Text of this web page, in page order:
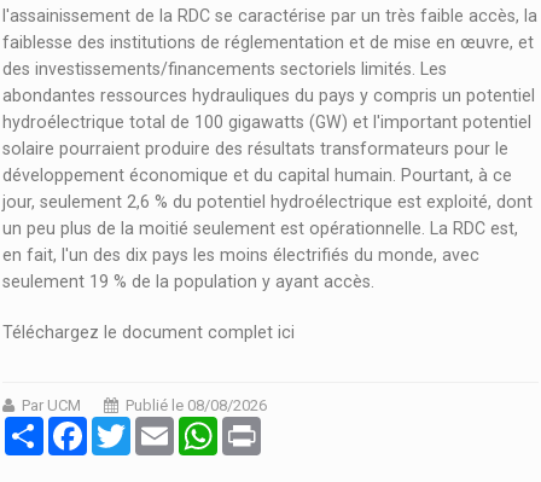
l'assainissement de la RDC se caractérise par un très faible accès, la
faiblesse des institutions de réglementation et de mise en œuvre, et
des investissements/financements sectoriels limités. Les
abondantes ressources hydrauliques du pays y compris un potentiel
hydroélectrique total de 100 gigawatts (GW) et l'important potentiel
solaire pourraient produire des résultats transformateurs pour le
développement économique et du capital humain. Pourtant, à ce
jour, seulement 2,6 % du potentiel hydroélectrique est exploité, dont
un peu plus de la moitié seulement est opérationnelle. La RDC est,
en fait, l'un des dix pays les moins électrifiés du monde, avec
seulement 19 % de la population y ayant accès.
Téléchargez le document complet ici
Par UCM
Publié le 08/08/2026
PartagerFacebook
Twitter Email WhatsApp